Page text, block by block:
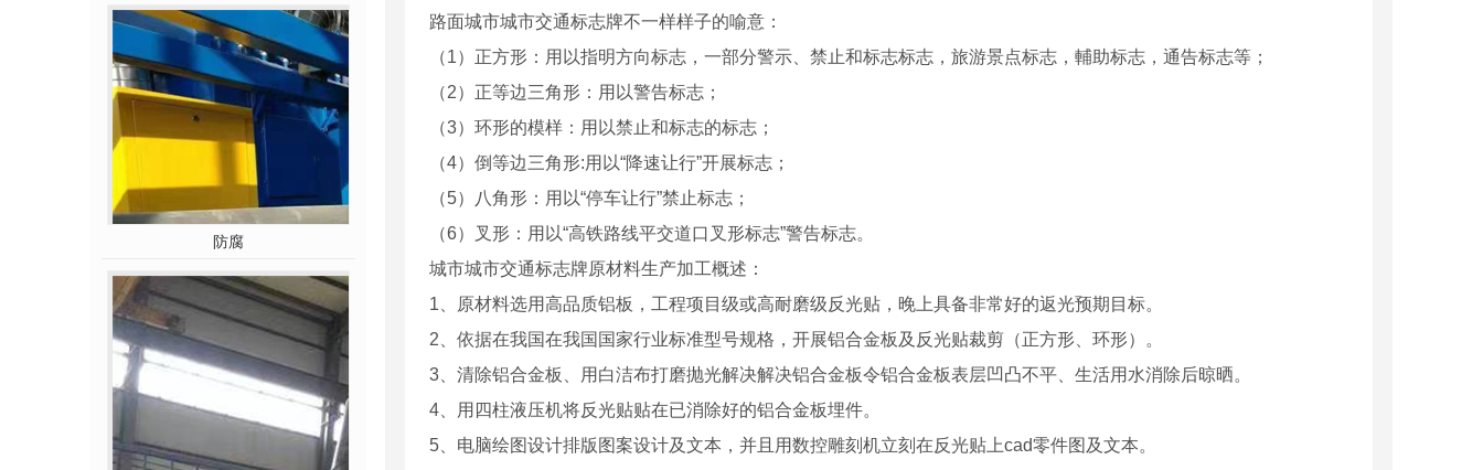
防腐
路面城市城市交通标志牌不一样样子的喻意：
（1）正方形：用以指明方向标志，一部分警示、禁止和标志标志，旅游景点标志，輔助标志，通告标志等；
（2）正等边三角形：用以警告标志；
（3）环形的模样：用以禁止和标志的标志；
（4）倒等边三角形:用以“降速让行”开展标志；
（5）八角形：用以“停车让行”禁止标志；
（6）叉形：用以“高铁路线平交道口叉形标志”警告标志。
城市城市交通标志牌原材料生产加工概述：
1、原材料选用高品质铝板，工程项目级或高耐磨级反光贴，晚上具备非常好的返光预期目标。
2、依据在我国在我国国家行业标准型号规格，开展铝合金板及反光贴裁剪（正方形、环形）。
3、清除铝合金板、用白洁布打磨抛光解决解决铝合金板令铝合金板表层凹凸不平、生活用水消除后晾晒。
4、用四柱液压机将反光贴贴在已消除好的铝合金板埋件。
5、电脑绘图设计排版图案设计及文本，并且用数控雕刻机立刻在反光贴上cad零件图及文本。